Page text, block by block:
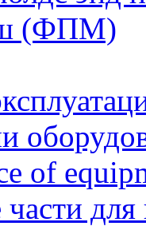
(ФПМ)
of
для